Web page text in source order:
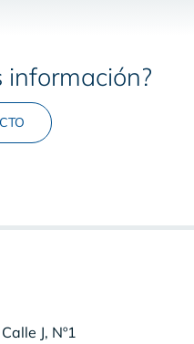
información?
J, Nº1